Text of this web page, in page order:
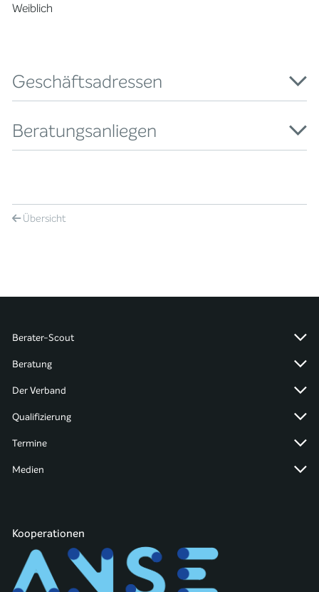
Weiblich
Geschäftsadressen
Beratungsanliegen
Übersicht
Berater-Scout
Beratung
Der Verband
Qualifizierung
Termine
Medien
Kooperationen